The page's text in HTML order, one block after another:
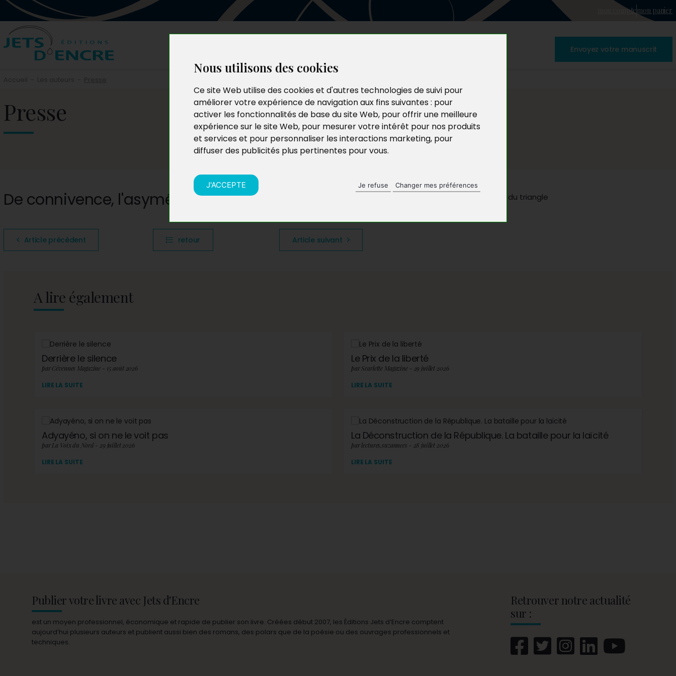
Nous utilisons des cookies
Ce site Web utilise des cookies et d'autres technologies de suivi pour
améliorer votre expérience de navigation aux fins suivantes : pour
activer les fonctionnalités de base du site Web, pour offrir une meilleure
expérience sur le site Web, pour mesurer votre intérêt pour nos produits
et services et pour personnaliser les interactions marketing, pour
diffuser des publicités plus pertinentes pour vous.
J'ACCEPTE Je refuse Changer mes préférences
mon comptemon panier
Envoyez votre manuscrit
Presse
De connivence, l'asymétrie du triangle
Article précédent retour Article suivant
A lire également
Derrière le silence
par Cévennes Magazine - 15 août 2026
LIRE LA SUITE
Le Prix de la liberté
par Scarlette Magazine - 29 juillet 2026
LIRE LA SUITE
Adyayéno, si on ne le voit pas
par La Voix du Nord - 29 juillet 2026
LIRE LA SUITE
La Déconstruction de la République. La bataille pour la laïcité
par lectures.suzannees - 28 juillet 2026
LIRE LA SUITE
Publier votre livre avec Jets d'Encre
est un moyen professionnel, économique et rapide de publier son livre. Créées début 2007, les Éditions Jets d’Encre comptent
aujourd’hui plusieurs auteurs et publient aussi bien des romans, des polars que de la poésie ou des ouvrages professionnels et
techniques.
Retrouver notre actualité
sur :